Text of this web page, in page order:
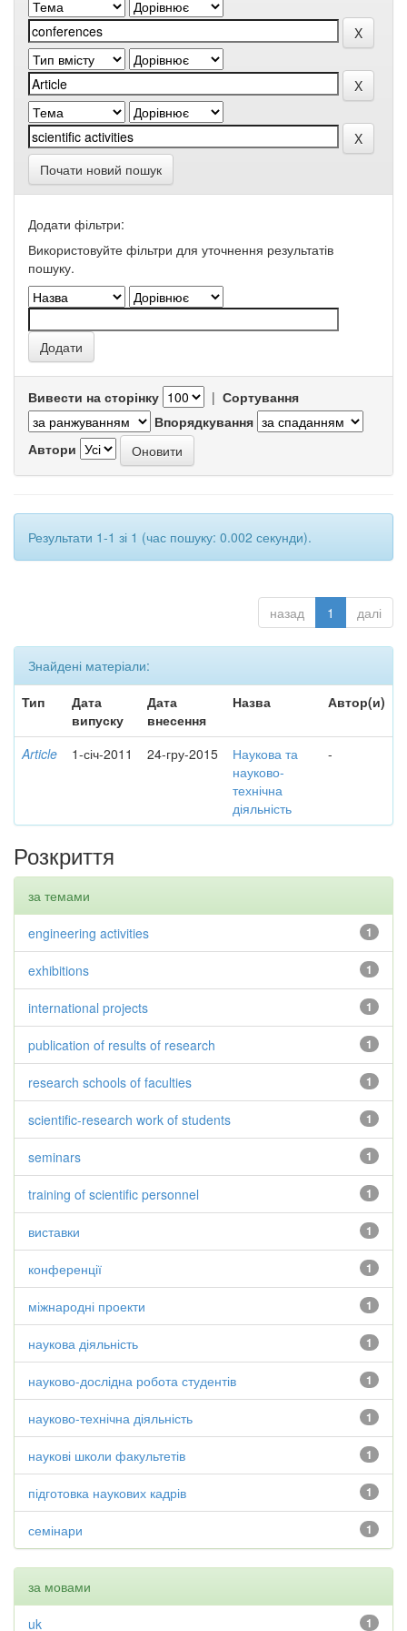
Почати новий пошук
Додати фільтри:
Використовуйте фільтри для уточнення результатів
пошуку.
Вивести на сторінку | Сортування
Впорядкування
Автори
Результати 1-1 зі 1 (час пошуку: 0.002 секунди).
назад 1 далі
Знайдені матеріали:
Тип
Дата
випуску
Дата
внесення
Назва Автор(и)
Article 1-січ-2011 24-гру-2015
Наукова та
науково-
технічна
діяльність
-
Розкриття
за темами
1
engineering activities
1
exhibitions
1
international projects
1
publication of results of research
1
research schools of faculties
1
scientific-research work of students
1
seminars
1
training of scientific personnel
1
виставки
1
конференції
1
міжнародні проекти
1
наукова діяльність
1
науково-дослідна робота студентів
1
науково-технічна діяльність
1
наукові школи факультетів
1
підготовка наукових кадрів
1
семінари
за мовами
1
uk